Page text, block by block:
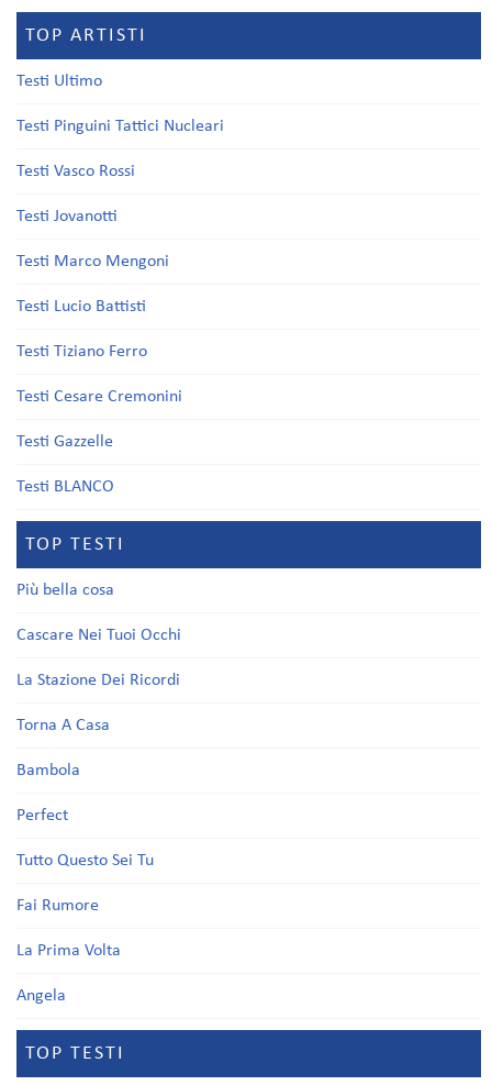
TOP ARTISTI
Testi Ultimo
Testi Pinguini Tattici Nucleari
Testi Vasco Rossi
Testi Jovanotti
Testi Marco Mengoni
Testi Lucio Battisti
Testi Tiziano Ferro
Testi Cesare Cremonini
Testi Gazzelle
Testi BLANCO
TOP TESTI
Più bella cosa
Cascare Nei Tuoi Occhi
La Stazione Dei Ricordi
Torna A Casa
Bambola
Perfect
Tutto Questo Sei Tu
Fai Rumore
La Prima Volta
Angela
TOP TESTI